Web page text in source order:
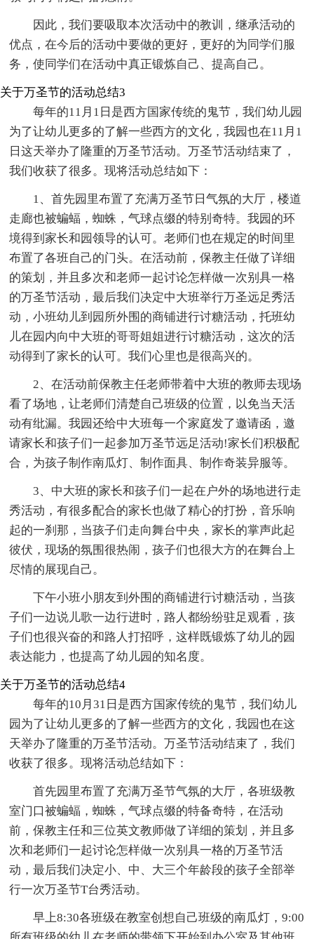
因此，我们要吸取本次活动中的教训，继承活动的
优点，在今后的活动中要做的更好，更好的为同学们服
务，使同学们在活动中真正锻炼自己、提高自己。
关于万圣节的活动总结3
每年的11月1日是西方国家传统的鬼节，我们幼儿园
为了让幼儿更多的了解一些西方的文化，我园也在11月1
日这天举办了隆重的万圣节活动。万圣节活动结束了，
我们收获了很多。现将活动总结如下：
1、首先园里布置了充满万圣节日气氛的大厅，楼道
走廊也被蝙蝠，蜘蛛，气球点缀的特别奇特。我园的环
境得到家长和园领导的认可。老师们也在规定的时间里
布置了各班自己的门头。在活动前，保教主任做了详细
的策划，并且多次和老师一起讨论怎样做一次别具一格
的万圣节活动，最后我们决定中大班举行万圣远足秀活
动，小班幼儿到园所外围的商铺进行讨糖活动，托班幼
儿在园内向中大班的哥哥姐姐进行讨糖活动，这次的活
动得到了家长的认可。我们心里也是很高兴的。
2、在活动前保教主任老师带着中大班的教师去现场
看了场地，让老师们清楚自己班级的位置，以免当天活
动有纰漏。我园还给中大班每一个家庭发了邀请函，邀
请家长和孩子们一起参加万圣节远足活动!家长们积极配
合，为孩子制作南瓜灯、制作面具、制作奇装异服等。
3、中大班的家长和孩子们一起在户外的场地进行走
秀活动，有很多配合的家长也做了精心的打扮，音乐响
起的一刹那，当孩子们走向舞台中央，家长的掌声此起
彼伏，现场的氛围很热闹，孩子们也很大方的在舞台上
尽情的展现自己。
下午小班小朋友到外围的商铺进行讨糖活动，当孩
子们一边说儿歌一边行进时，路人都纷纷驻足观看，孩
子们也很兴奋的和路人打招呼，这样既锻炼了幼儿的园
表达能力，也提高了幼儿园的知名度。
关于万圣节的活动总结4
每年的10月31日是西方国家传统的鬼节，我们幼儿
园为了让幼儿更多的了解一些西方的文化，我园也在这
天举办了隆重的万圣节活动。万圣节活动结束了，我们
收获了很多。现将活动总结如下：
首先园里布置了充满万圣节气氛的大厅，各班级教
室门口被蝙蝠，蜘蛛，气球点缀的特备奇特，在活动
前，保教主任和三位英文教师做了详细的策划，并且多
次和老师们一起讨论怎样做一次别具一格的万圣节活
动，最后我们决定小、中、大三个年龄段的孩子全部举
行一次万圣节T台秀活动。
早上8:30各班级在教室创想自己班级的南瓜灯，9:00